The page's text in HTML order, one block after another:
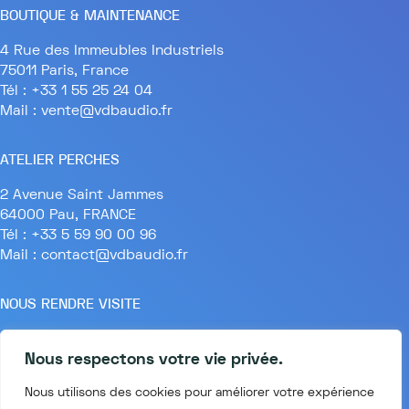
Nous respectons votre vie privée.
Nous utilisons des cookies pour améliorer votre expérience
BOUTIQUE & MAINTENANCE
4 Rue des Immeubles Industriels
75011 Paris, France
Tél : +33 1 55 25 24 04
Mail : vente@vdbaudio.fr
ATELIER PERCHES
2 Avenue Saint Jammes
64000 Pau, FRANCE
Tél : +33 5 59 90 00 96
Mail : contact@vdbaudio.fr
NOUS RENDRE VISITE
Lundi au Vendredi
9h30 à 18h
75011 PARIS, FRANCE